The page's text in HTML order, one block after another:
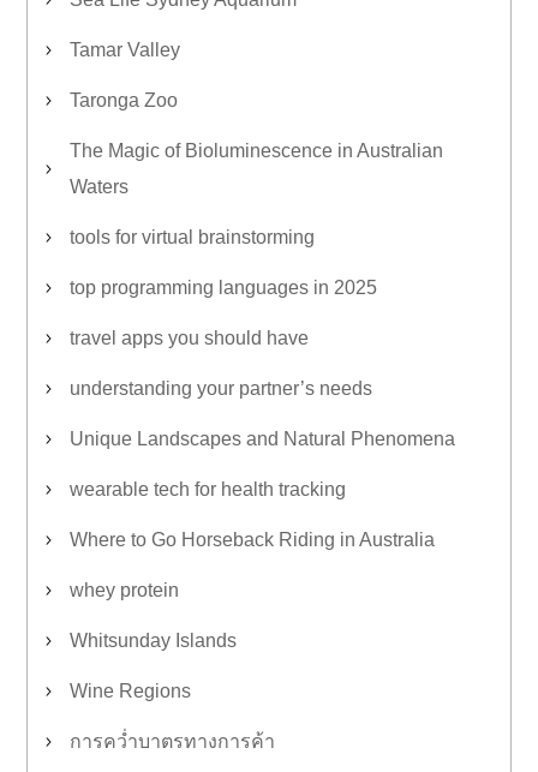
Tamar Valley
Taronga Zoo
The Magic of Bioluminescence in Australian
Waters
tools for virtual brainstorming
top programming languages in 2025
travel apps you should have
understanding your partner’s needs
Unique Landscapes and Natural Phenomena
wearable tech for health tracking
Where to Go Horseback Riding in Australia
whey protein
Whitsunday Islands
Wine Regions
การคว่ำบาตรทางการค้า